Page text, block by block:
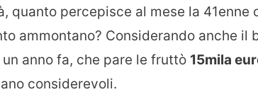
quanto percepisce al mese la 41enne
ammontano? Considerando anche il
anno fa, che pare le fruttò 15mila
considerevoli.